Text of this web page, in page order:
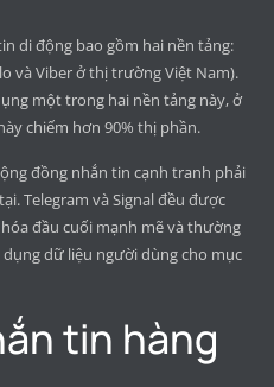
di động bao gồm hai nền tảng:
và Viber ở thị trường Việt Nam).
một trong hai nền tảng này, ở
chiếm hơn 90% thị phần.
đồng nhắn tin cạnh tranh phải
Telegram và Signal đều được
đầu cuối mạnh mẽ và thường
dữ liệu người dùng cho mục
tin hàng